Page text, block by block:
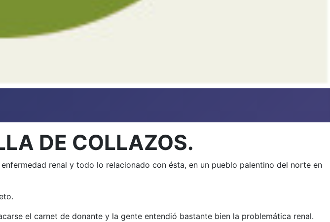
DE COLLAZOS.
renal y todo lo relacionado con ésta, en un pueblo palentino del norte en
el carnet de donante y la gente entendió bastante bien la problemática renal.